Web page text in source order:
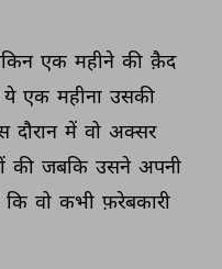
एक महीने की क़ैद
ये एक महीना उसकी
दौरान में वो अक्सर
की जबकि उसने अपनी
कि वो कभी फ़रेबकारी